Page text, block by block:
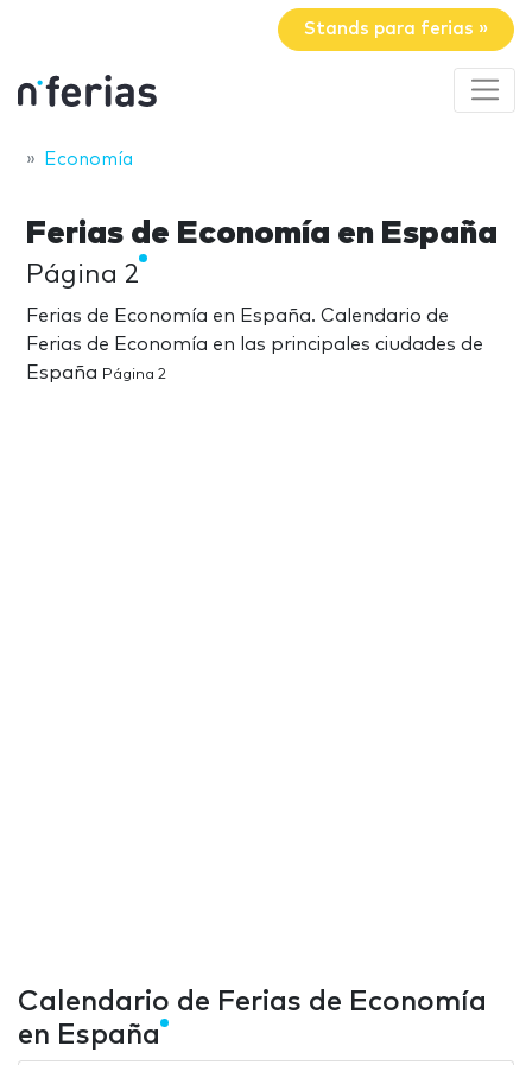
Stands para ferias »
Economía
Ferias de Economía en España
Página 2
Ferias de Economía en España. Calendario de
Ferias de Economía en las principales ciudades de
España Página 2
Calendario de Ferias de Economía
en España